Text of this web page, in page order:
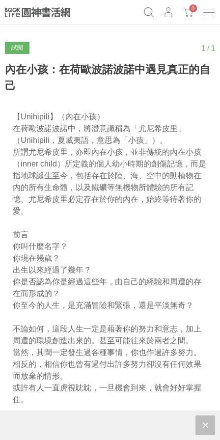
0
試閱 1 / 1
內在小孩：在荷歐波諾波諾中遇見真正的自
己
【Unihipili】（內在小孩）
在荷歐波諾波諾中，將潛意識稱為「尤尼希皮里」
（Unihipili，夏威夷語，意思為「小孩」）。
所謂尤尼希皮里，亦即內在小孩，並非傳統的內在小孩
（inner child）所定義的個人幼小時期的創傷記憶，而是
指地球誕生至今，包括存在於陸、海、空中的動植物在
內的所有生命體，以及鐵礦等無機物所體驗的所有記
憶。尤尼希皮里必定存在於你的內在，始終等待著你的
愛。
前言
你叫什麼名字？
你現在幾歲？
出生以來經過了幾年？
你是否認為你是經過這些年，由自己的經驗和周遭的存
在而形成的？
你至今的人生，是充滿冒險和緊張，還是平淡無奇？
不論如何，這段人生一定是藉著你的努力和意志，加上
周遭的環境創造出來的。甚至可能往來於兩者之間。
當然，其間一定發生過各種事情，你也作過許多努力。
相反的，相信你也曾有過付出許多努力卻沒有任何效果
而放棄的情形。
或許有人一直虎視眈眈，一旦機會到來，就會好好掌握
住。